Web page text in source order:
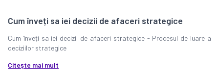
Cum înveți sa iei decizii de afaceri strategice
Cum înveți sa iei decizii de afaceri strategice - Procesul de luare a
deciziilor strategice
Citește mai mult